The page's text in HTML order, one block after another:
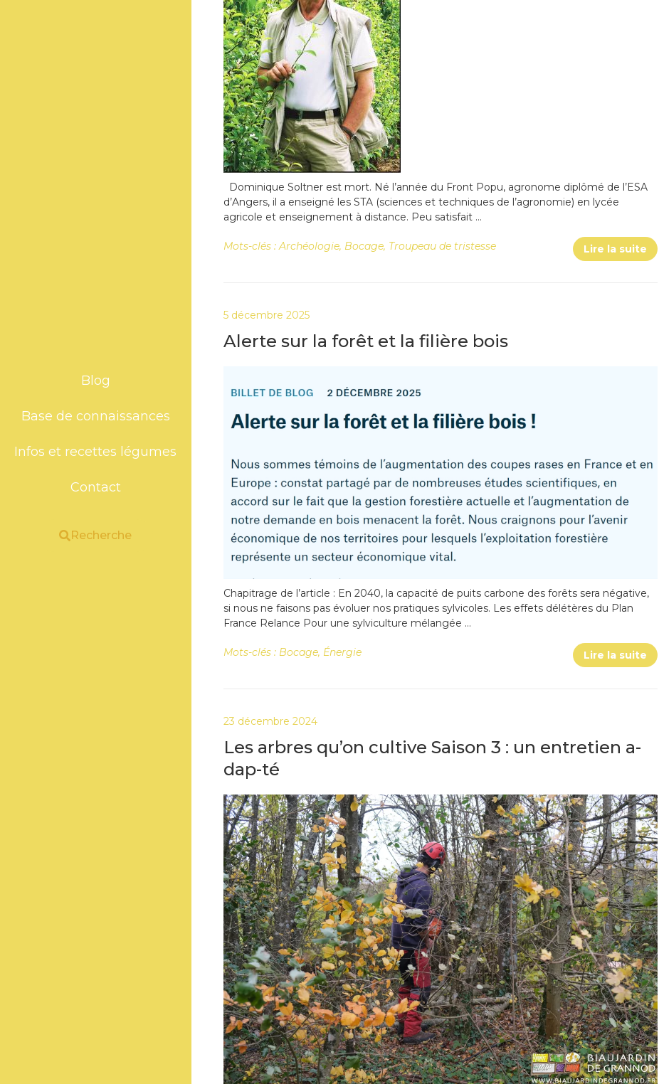
Blog
Base de connaissances
Infos et recettes légumes
Contact
Recherche
Dominique Soltner est mort. Né l’année du Front Popu, agronome diplômé de l’ESA
d’Angers, il a enseigné les STA (sciences et techniques de l’agronomie) en lycée
agricole et enseignement à distance. Peu satisfait …
Mots-clés :Archéologie, Bocage, Troupeau de tristesse Lire la suite
5 décembre 2025
Alerte sur la forêt et la filière bois
Chapitrage de l’article : En 2040, la capacité de puits carbone des forêts sera négative,
si nous ne faisons pas évoluer nos pratiques sylvicoles. Les effets délétères du Plan
France Relance Pour une sylviculture mélangée …
Mots-clés : Bocage, Énergie Lire la suite
23 décembre 2024
Les arbres qu’on cultive Saison 3 : un entretien a-
dap-té